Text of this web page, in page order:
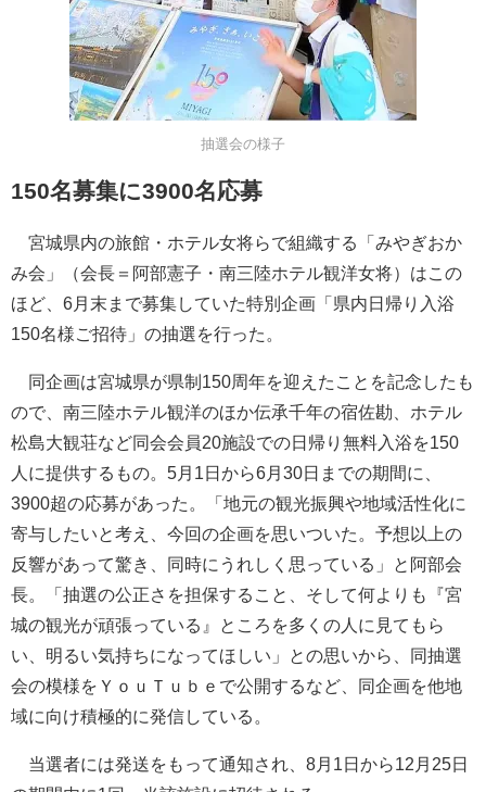
抽選会の様子
150名募集に3900名応募
宮城県内の旅館・ホテル女将らで組織する「みやぎおか
み会」（会長＝阿部憲子・南三陸ホテル観洋女将）はこの
ほど、6月末まで募集していた特別企画「県内日帰り入浴
150名様ご招待」の抽選を行った。
同企画は宮城県が県制150周年を迎えたことを記念したも
ので、南三陸ホテル観洋のほか伝承千年の宿佐勘、ホテル
松島大観荘など同会会員20施設での日帰り無料入浴を150
人に提供するもの。5月1日から6月30日までの期間に、
3900超の応募があった。「地元の観光振興や地域活性化に
寄与したいと考え、今回の企画を思いついた。予想以上の
反響があって驚き、同時にうれしく思っている」と阿部会
長。「抽選の公正さを担保すること、そして何よりも『宮
城の観光が頑張っている』ところを多くの人に見てもら
い、明るい気持ちになってほしい」との思いから、同抽選
会の模様をＹｏｕＴｕｂｅで公開するなど、同企画を他地
域に向け積極的に発信している。
当選者には発送をもって通知され、8月1日から12月25日